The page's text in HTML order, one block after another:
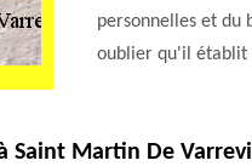
personnelles et du
oublier qu'il établit
Martin De